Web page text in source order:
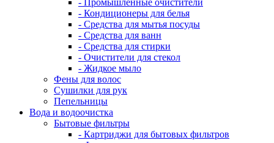
- Промышленные очистители
- Кондиционеры для белья
- Средства для мытья посуды
- Средства для ванн
- Средства для стирки
- Очистители для стекол
- Жидкое мыло
Фены для волос
Сушилки для рук
Пепельницы
Вода и водоочистка
Бытовые фильтры
- Картриджи для бытовых фильтров